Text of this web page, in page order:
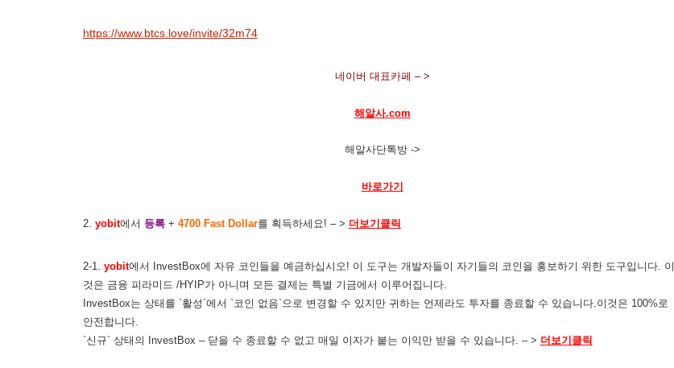
https://www.btcs.love/invite/32m74
네이버 대표카페 – >
해알사.com
해알사단톡방 ->
바로가기
2. yobit에서 등록+ 4700 Fast Dollar를 획득하세요! – > 더보기클릭
2-1. yobit에서 InvestBox에 자유 코인들을 예금하십시오! 이 도구는 개발자들이 자기들의 코인을 홍보하기 위한 도구입니다. 이
것은 금융 피라미드 /HYIP가 아니며 모든 결제는 특별 기금에서 이루어집니다.
InvestBox는 상태를 `활성`에서 `코인 없음`으로 변경할 수 있지만 귀하는 언제라도 투자를 종료할 수 있습니다.이것은 100%로
안전합니다.
`신규` 상태의 InvestBox – 닫을 수 종료할 수 없고 매일 이자가 붙는 이익만 받을 수 있습니다. – > 더보기클릭